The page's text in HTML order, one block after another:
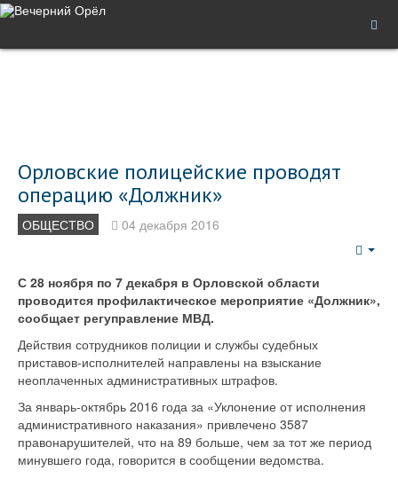
Орловские полицейские проводят
операцию «Должник»
ОБЩЕСТВО 04 декабря 2016
С 28 ноября по 7 декабря в Орловской области
проводится профилактическое мероприятие «Должник»,
сообщает регуправление МВД.
Действия сотрудников полиции и службы судебных
приставов-исполнителей направлены на взыскание
неоплаченных административных штрафов.
За январь-октябрь 2016 года за «Уклонение от исполнения
административного наказания» привлечено 3587
правонарушителей, что на 89 больше, чем за тот же период
минувшего года, говорится в сообщении ведомства.